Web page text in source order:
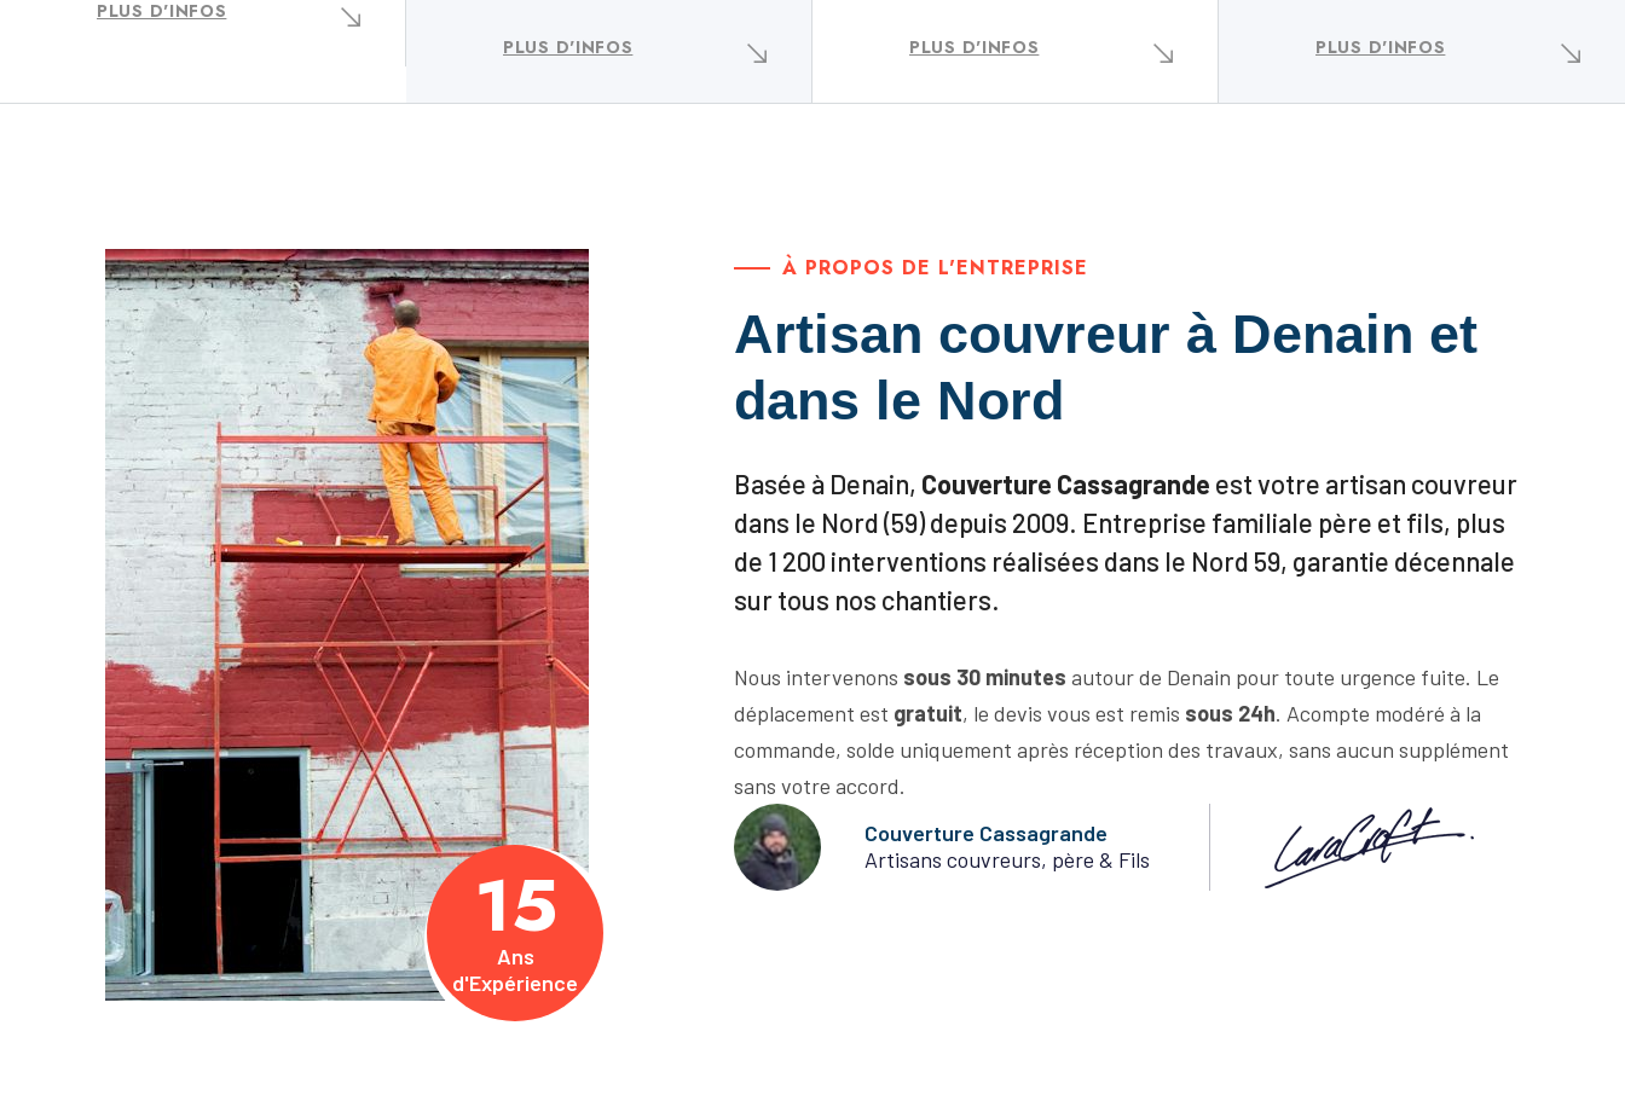
PLUS D'INFOS
PLUS D'INFOS PLUS D'INFOS PLUS D'INFOS
15
Ans
d'Expérience
À PROPOS DE L'ENTREPRISE
Artisan couvreur à Denain et
dans le Nord
Basée à Denain, Couverture Cassagrande est votre artisan couvreur
dans le Nord (59) depuis 2009. Entreprise familiale père et fils, plus
de 1 200 interventions réalisées dans le Nord 59, garantie décennale
sur tous nos chantiers.
Nous intervenons sous 30 minutes autour de Denain pour toute urgence fuite. Le
déplacement est gratuit, le devis vous est remis sous 24h. Acompte modéré à la
commande, solde uniquement après réception des travaux, sans aucun supplément
sans votre accord.
Couverture Cassagrande
Artisans couvreurs, père & Fils